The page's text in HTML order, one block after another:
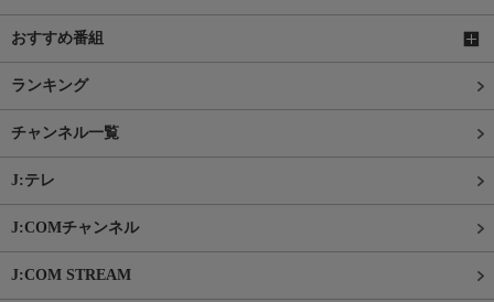
おすすめ番組
ランキング
チャンネル一覧
J:テレ
J:COMチャンネル
J:COM STREAM